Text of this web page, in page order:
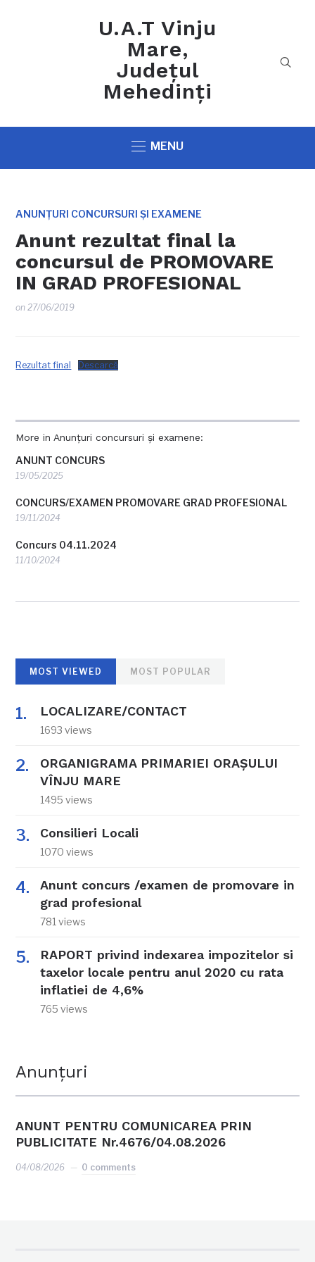
U.A.T Vinju
Mare,
Județul
Mehedinți
MENU
ANUNȚURI CONCURSURI ȘI EXAMENE
Anunt rezultat final la
concursul de PROMOVARE
IN GRAD PROFESIONAL
on27/06/2019
More in Anunțuri concursuri și examene:
ANUNT CONCURS
19/05/2025
CONCURS/EXAMEN PROMOVARE GRAD PROFESIONAL
19/11/2024
Concurs 04.11.2024
11/10/2024
Rezultat final Descarcă
MOST VIEWED MOST POPULAR
LOCALIZARE/CONTACT
1693 views
ORGANIGRAMA PRIMARIEI ORAŞULUI
VÎNJU MARE
1495 views
Consilieri Locali
1070 views
Anunt concurs /examen de promovare in
grad profesional
781 views
RAPORT privind indexarea impozitelor si
taxelor locale pentru anul 2020 cu rata
inflatiei de 4,6%
765 views
Anunțuri
ANUNT PENTRU COMUNICAREA PRIN
PUBLICITATE Nr.4676/04.08.2026
04/08/2026 0 comments